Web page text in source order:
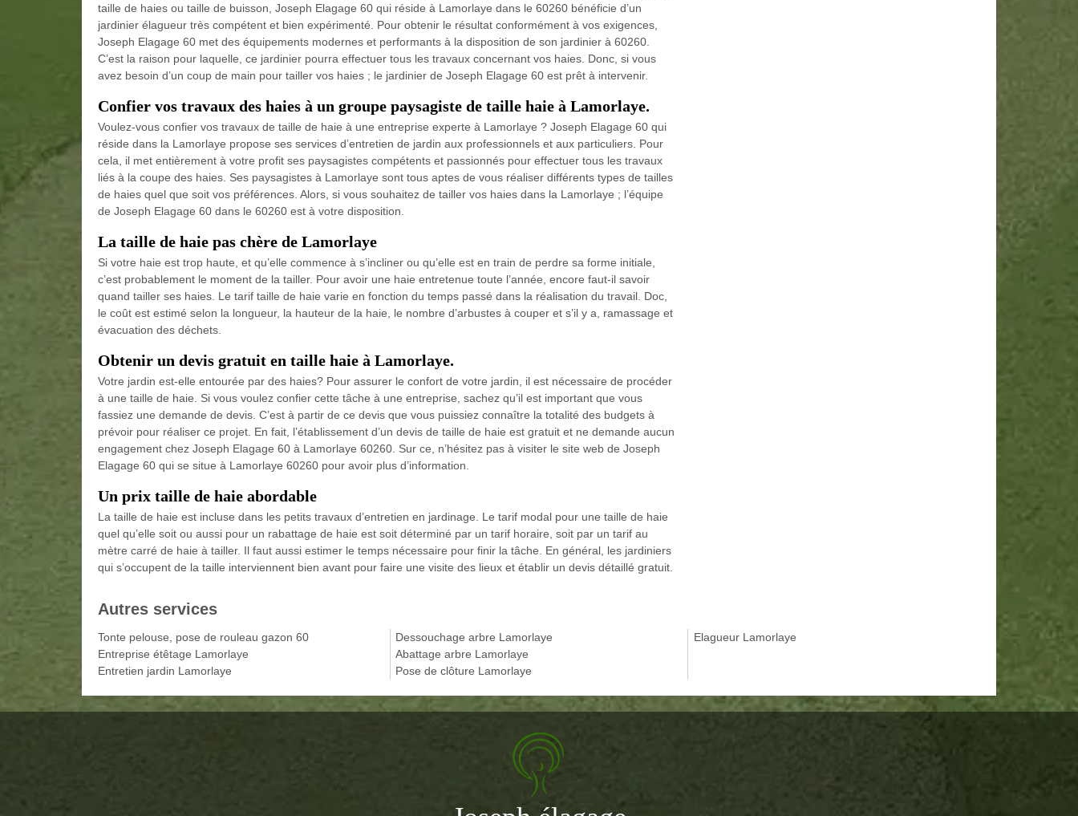
taille de haies ou taille de buisson, Joseph Elagage 60 qui réside à Lamorlaye dans le 60260 bénéficie d’un
jardinier élagueur très compétent et bien expérimenté. Pour obtenir le résultat conformément à vos exigences,
Joseph Elagage 60 met des équipements modernes et performants à la disposition de son jardinier à 60260.
C’est la raison pour laquelle, ce jardinier pourra effectuer tous les travaux concernant vos haies. Donc, si vous
avez besoin d’un coup de main pour tailler vos haies ; le jardinier de Joseph Elagage 60 est prêt à intervenir.
Confier vos travaux des haies à un groupe paysagiste de taille haie à Lamorlaye.
Voulez-vous confier vos travaux de taille de haie à une entreprise experte à Lamorlaye ? Joseph Elagage 60 qui
réside dans la Lamorlaye propose ses services d’entretien de jardin aux professionnels et aux particuliers. Pour
cela, il met entièrement à votre profit ses paysagistes compétents et passionnés pour effectuer tous les travaux
liés à la coupe des haies. Ses paysagistes à Lamorlaye sont tous aptes de vous réaliser différents types de tailles
de haies quel que soit vos préférences. Alors, si vous souhaitez de tailler vos haies dans la Lamorlaye ; l’équipe
de Joseph Elagage 60 dans le 60260 est à votre disposition.
La taille de haie pas chère de Lamorlaye
Si votre haie est trop haute, et qu’elle commence à s’incliner ou qu’elle est en train de perdre sa forme initiale,
c’est probablement le moment de la tailler. Pour avoir une haie entretenue toute l’année, encore faut-il savoir
quand tailler ses haies. Le tarif taille de haie varie en fonction du temps passé dans la réalisation du travail. Doc,
le coût est estimé selon la longueur, la hauteur de la haie, le nombre d’arbustes à couper et s’il y a, ramassage et
évacuation des déchets.
Obtenir un devis gratuit en taille haie à Lamorlaye.
Votre jardin est-elle entourée par des haies? Pour assurer le confort de votre jardin, il est nécessaire de procéder
à une taille de haie. Si vous voulez confier cette tâche à une entreprise, sachez qu’il est important que vous
fassiez une demande de devis. C’est à partir de ce devis que vous puissiez connaître la totalité des budgets à
prévoir pour réaliser ce projet. En fait, l’établissement d’un devis de taille de haie est gratuit et ne demande aucun
engagement chez Joseph Elagage 60 à Lamorlaye 60260. Sur ce, n’hésitez pas à visiter le site web de Joseph
Elagage 60 qui se situe à Lamorlaye 60260 pour avoir plus d’information.
Un prix taille de haie abordable
La taille de haie est incluse dans les petits travaux d’entretien en jardinage. Le tarif modal pour une taille de haie
quel qu’elle soit ou aussi pour un rabattage de haie est soit déterminé par un tarif horaire, soit par un tarif au
mètre carré de haie à tailler. Il faut aussi estimer le temps nécessaire pour finir la tâche. En général, les jardiniers
qui s’occupent de la taille interviennent bien avant pour faire une visite des lieux et établir un devis détaillé gratuit.
Autres services
Tonte pelouse, pose de rouleau gazon 60
Entreprise étêtage Lamorlaye
Entretien jardin Lamorlaye
Dessouchage arbre Lamorlaye
Abattage arbre Lamorlaye
Pose de clôture Lamorlaye
Elagueur Lamorlaye